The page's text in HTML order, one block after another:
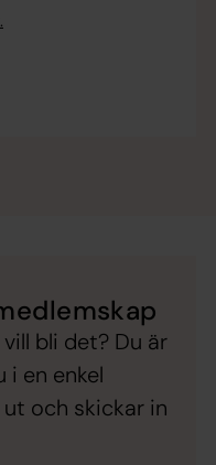
bli det? Du är
i en enkel
och skickar in